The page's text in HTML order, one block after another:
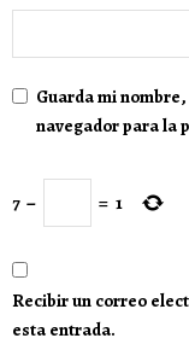
Guarda mi
navegador para la
7 − = 1
Recibir un correo
esta entrada.